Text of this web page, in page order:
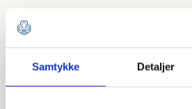
Samtykke Detaljer
Er det snart tid til Nat i Naturen?
skal bruge til at komme hurtigt i
kommunikationen.